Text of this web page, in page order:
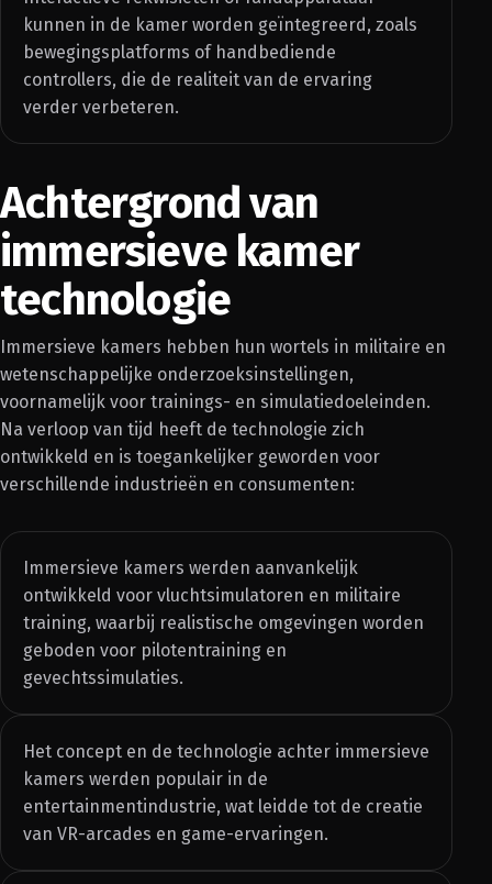
kunnen in de kamer worden geïntegreerd, zoals
bewegingsplatforms of handbediende
controllers, die de realiteit van de ervaring
verder verbeteren.
Achtergrond van
immersieve kamer
technologie
Immersieve kamers hebben hun wortels in militaire en
wetenschappelijke onderzoeksinstellingen,
voornamelijk voor trainings- en simulatiedoeleinden.
Na verloop van tijd heeft de technologie zich
ontwikkeld en is toegankelijker geworden voor
verschillende industrieën en consumenten:
Immersieve kamers werden aanvankelijk
ontwikkeld voor vluchtsimulatoren en militaire
training, waarbij realistische omgevingen worden
geboden voor pilotentraining en
gevechtssimulaties.
Het concept en de technologie achter immersieve
kamers werden populair in de
entertainmentindustrie, wat leidde tot de creatie
van VR-arcades en game-ervaringen.